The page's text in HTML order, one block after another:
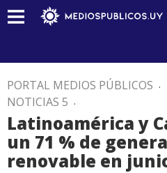
PORTAL MEDIOS PÚBLICOS .
NOTICIAS 5 .
Latinoamérica y
un 71 % de
renovable en